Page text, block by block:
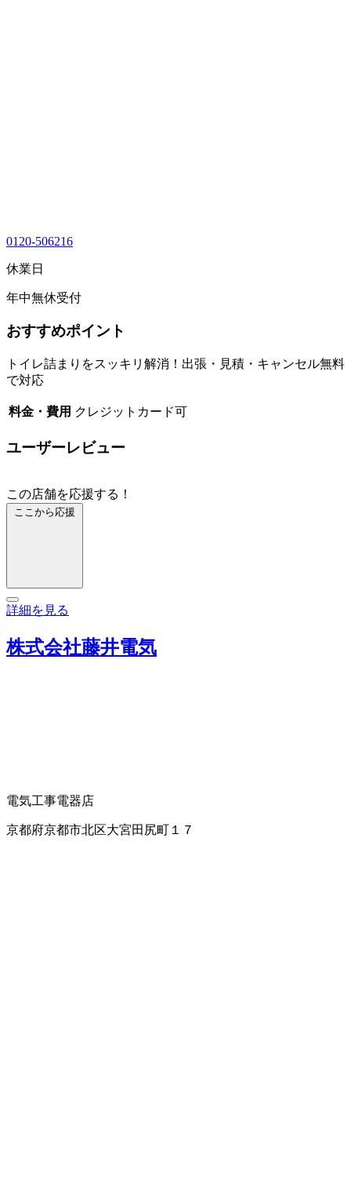
0120-506216
休業日
年中無休受付
おすすめポイント
トイレ詰まりをスッキリ解消！出張・見積・キャンセル無料
で対応
料金・費用 クレジットカード可
ユーザーレビュー
この店舗を応援する！
ここから応援
詳細を見る
株式会社藤井電気
電気工事電器店
京都府京都市北区大宮田尻町１７